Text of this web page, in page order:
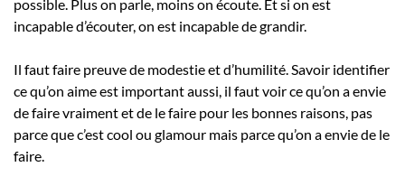
possible. Plus on parle, moins on écoute. Et si on est
incapable d’écouter, on est incapable de grandir.
Il faut faire preuve de modestie et d’humilité. Savoir identifier
ce qu’on aime est important aussi, il faut voir ce qu’on a envie
de faire vraiment et de le faire pour les bonnes raisons, pas
parce que c’est cool ou glamour mais parce qu’on a envie de le
faire.